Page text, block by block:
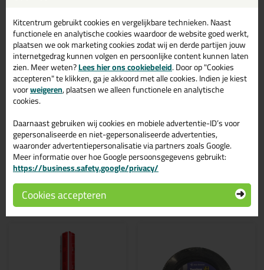
Deze tape is werkelijk perfect! Eerste raam aan een kant
de tape en andere kant siliconen. Volgende, nog 7 te gaan,
beide kanten deze tape 👍
Geschreven door Ron op 17 september 2023
Ook een review schrijven?
Schrijf hier je review over PE beglazingsband ZA 3x6mm pakje
250m (Glaserfix) >
Gerelateerde producten
Kitcentrum gebruikt cookies en vergelijkbare technieken. Naast
functionele en analytische cookies waardoor de website goed werkt,
plaatsen we ook marketing cookies zodat wij en derde partijen jouw
internetgedrag kunnen volgen en persoonlijke content kunnen laten
zien. Meer weten?Lees hier ons cookiebeleid. Door op "Cookies
accepteren" te klikken, ga je akkoord met alle cookies. Indien je kiest
voorweigeren, plaatsen we alleen functionele en analytische
cookies.
Daarnaast gebruiken wij cookies en mobiele advertentie-ID’s voor
gepersonaliseerde en niet-gepersonaliseerde advertenties,
waaronder advertentiepersonalisatie via partners zoals Google.
Meer informatie over hoe Google persoonsgegevens gebruikt:
https://business.safety.google/privacy/
Cookies accepteren